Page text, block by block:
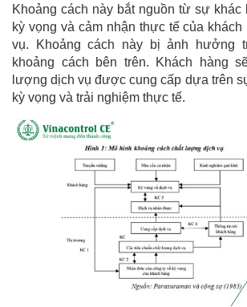
Khoảng cách này bắt nguồn từ sự khác
kỳ vọng và cảm nhận thực tế của
vụ. Khoảng cách này bị ảnh hưởng
khoảng cách bên trên. Khách hàng
lượng dịch vụ được cung cấp dựa trên
kỳ vọng và trải nghiệm thực tế.